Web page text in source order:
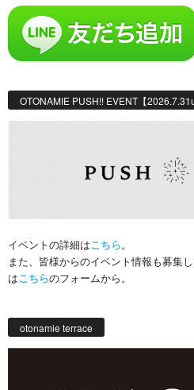
OTONAMIE PUSH!! EVENT【
イベントの詳細はこちら。
また、皆様からのイベント情報も募集
はこちらのフォームから。
otonamie terrace